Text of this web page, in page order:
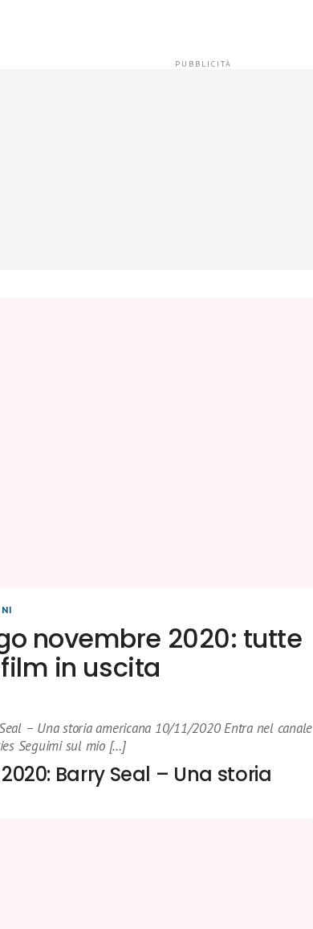
novembre 2020: tutte
in uscita
– Una storia americana 10/11/2020 Entra nel canale
Seguimi sul mio […]
Barry Seal – Una storia